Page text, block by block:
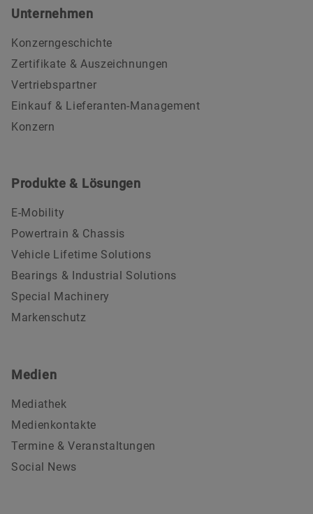
Unternehmen
Konzerngeschichte
Zertifikate & Auszeichnungen
Vertriebspartner
Einkauf & Lieferanten-Management
Konzern
Produkte & Lösungen
E-Mobility
Powertrain & Chassis
Vehicle Lifetime Solutions
Bearings & Industrial Solutions
Special Machinery
Markenschutz
Medien
Mediathek
Medienkontakte
Termine & Veranstaltungen
Social News